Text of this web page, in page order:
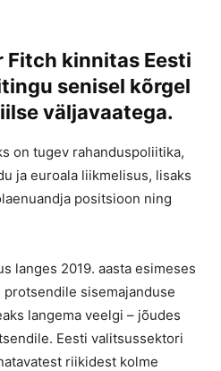
kinnitas Eesti
senisel kõrgel
väljavaatega.
on tugev rahanduspoliitika,
ja euroala liikmelisus, lisaks
positsioon ning
langes 2019. aasta esimeses
sisemajanduse
langema veelgi – jõudes
Eesti valitsussektori
riikidest kolme